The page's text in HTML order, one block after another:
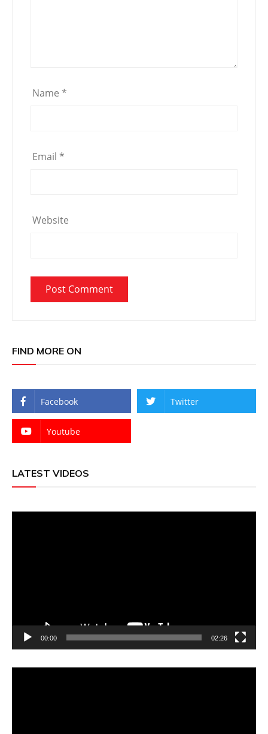
Name *
Email *
Website
FIND MORE ON
Facebook Twitter
Youtube
LATEST VIDEOS
00:00 02:26